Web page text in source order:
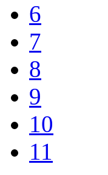
6
7
8
9
10
11